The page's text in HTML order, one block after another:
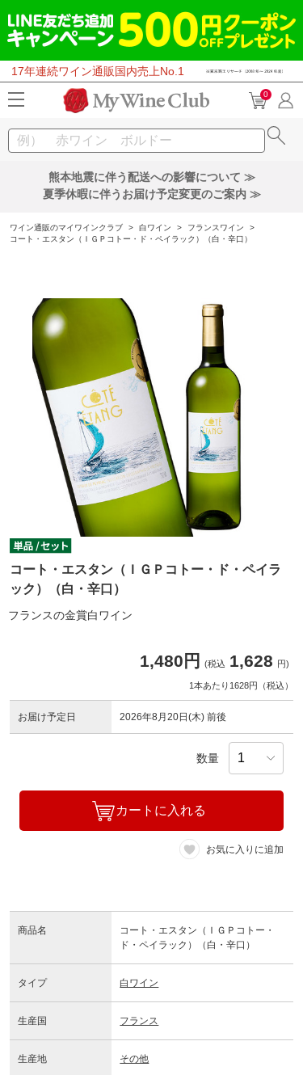
17年連続ワイン通販国内売上No.1
0
熊本地震に伴う配送への影響について ≫
夏季休暇に伴うお届け予定変更のご案内 ≫
ワイン通販のマイワインクラブ > 白ワイン > フランスワイン
>
コート・エスタン（ＩＧＰコトー・ド・ペイラック）（白・辛口）
コート・エスタン（ＩＧＰコトー・ド・ペイラ
ック）（白・辛口）
フランスの金賞白ワイン
1,480円 (税込 1,628 円)
1本あたり1628円（税込）
お届け予定日 2026年8月20日(木) 前後
数量
カートに入れる
お気に入りに追加
商品名
コート・エスタン（ＩＧＰコトー・
ド・ペイラック）（白・辛口）
タイプ 白ワイン
生産国 フランス
生産地 その他